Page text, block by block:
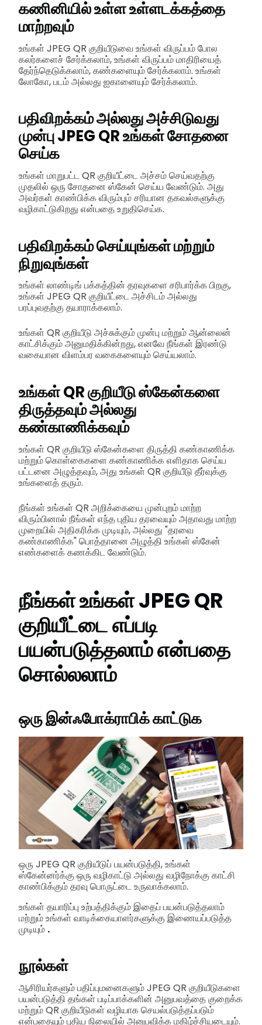
கணினியில் உள்ள உள்ளடக்கத்தை
மாற்றவும்
உங்கள் JPEG QR குறியீடுவை உங்கள் விருப்பம் போல
கலர்களைச் சேர்க்கலாம், உங்கள் விருப்பம் மாதிரியைத்
தேர்ந்தெடுக்கலாம், கண்களையும் சேர்க்கலாம். உங்கள்
லோகோ, படம் அல்லது ஐகானையும் சேர்க்கலாம்.
பதிவிறக்கம் அல்லது அச்சிடுவது
முன்பு JPEG QR உங்கள் சோதனை
செய்க
உங்கள் மாறுபட்ட QR குறியீட்டை அச்சம் செய்வதற்கு
முதலில் ஒரு சோதனை ஸ்கேன் செய்ய வேண்டும். அது
அவர்கள் காண்பிக்க விரும்பும் சரியான தகவல்களுக்கு
வழிகாட்டுகிறது என்பதை உறுதிசெய்க.
பதிவிறக்கம் செய்யுங்கள் மற்றும்
நிறுவுங்கள்
உங்கள் லாண்டிங் பக்கத்தின் தரவுகளை சரிபார்க்க பிறகு,
உங்கள் JPEG QR குறியீட்டை அச்சிடம் அல்லது
பரப்புவதற்கு தயாராக்கலாம்.
உங்கள் QR குறியீடு அச்சுக்கும் முன்பு மற்றும் ஆன்லைன்
காட்சிக்கும் அனுமதிக்கின்றது, எனவே நீங்கள் இரண்டு
வகையான விளம்பர வகைகளையும் செய்யலாம்.
உங்கள் QR குறியீடு ஸ்கேன்களை
திருத்தவும் அல்லது
கண்காணிக்கவும்
உங்கள் QR குறியீடு ஸ்கேன்களை திருத்தி கண்காணிக்க
மற்றும் கொள்கைகளை கண்காணிக்க எளிதாக செய்ய
பட்டனை அழுத்தவும், அது உங்கள் QR குறியீடு தீர்வுக்கு
உங்களைத் தரும்.
நீங்கள் உங்கள் QR அறிக்கையை முன்புறம் மாற்ற
விரும்பினால் நீங்கள் எந்த புதிய தரவையும் அதாவது மாற்ற
முறையில் அதிகரிக்க முடியும், அல்லது "தரவை
கண்காணிக்க" பொத்தானை அழுத்தி உங்கள் ஸ்கேன்
எண்களைக் கணக்கிட வேண்டும்.
நீங்கள் உங்கள் JPEG QR
குறியீட்டை எப்படி
பயன்படுத்தலாம் என்பதை
சொல்லலாம்
ஒரு இன்ஃபோக்ராபிக் காட்டுக
ஒரு JPEG QR குறியீடுப் பயன்படுத்தி, உங்கள்
ஸ்கேன்னர்க்கு ஒரு வழிகாட்டு அல்லது வழிநோக்கு காட்சி
காண்பிக்கும் தரவு பொருட்டை உருவாக்கலாம்.
உங்கள் தயாரிப்பு உற்பத்திக்கும் இதைப் பயன்படுத்தலாம்
மற்றும் உங்கள் வாடிக்கையாளர்களுக்கு இணையப்படுத்த
முடியும் .
நூல்கள்
ஆசிரியர்களும் பதிப்புமனைகளும் JPEG QR குறியீடுகளை
பயன்படுத்தி தங்கள் படிப்பாக்களின் அனுபவத்தை குறைக்க
மற்றும் QR குறியீடுகள் வழியாக செயல்படுத்தப்படும்
என்பதையும் புதிய நிலையில் அனுபவிக்க மகிழ்ச்சியடையும்.